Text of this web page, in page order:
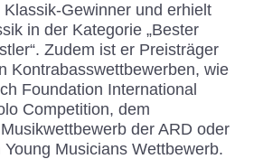
Gewinner und erhielt
in der Kategorie „Bester
Zudem ist er Preisträger
Kontrabasswettbewerben, wie
Foundation International
Competition, dem
der ARD oder
Musicians Wettbewerb.